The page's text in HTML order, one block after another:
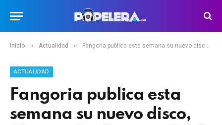
Inicio » Actualidad » Fangoria publica esta semana su nuevo disco, ‘El paso fundamental del vodevil a la astracanada’
ACTUALIDAD
Fangoria publica esta
semana su nuevo disco,